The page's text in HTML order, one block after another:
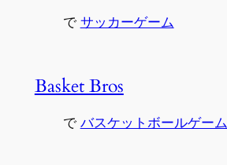
で サッカーゲーム
Basket Bros
で バスケットボールゲーム